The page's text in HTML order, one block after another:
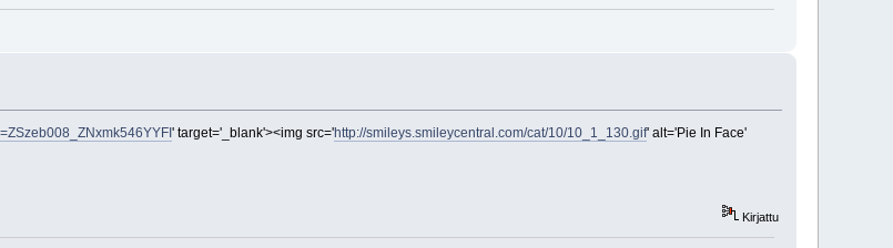
' target='_blank'><img src='http://smileys.smileycentral.com/cat/10/10_1_130.gif' alt='Pie In Face'
Kirjattu